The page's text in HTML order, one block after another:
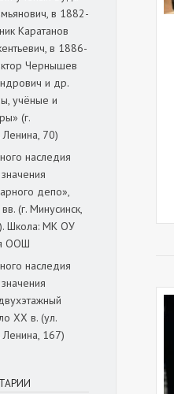
в 1882-
Каратанов
в 1886-
Чернышев
и др.
учёные и
(г.
Ленина, 70)
наследия
депо»,
(г. Минусинск,
Школа: МК ОУ
ООШ
наследия
ХХ в. (ул.
Ленина, 167)